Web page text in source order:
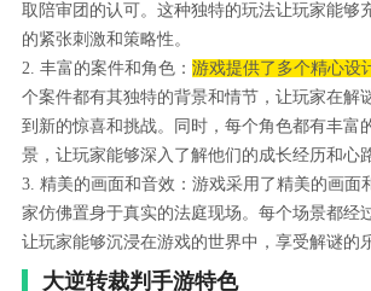
取陪审团的认可。这种独特的玩法让玩家能够
的紧张刺激和策略性。
2. 丰富的案件和角色： 游戏提供了多个精心设
个案件都有其独特的背景和情节，让玩家在解
到新的惊喜和挑战。同时，每个角色都有丰富
景，让玩家能够深入了解他们的成长经历和心
3. 精美的画面和音效：游戏采用了精美的画面
家仿佛置身于真实的法庭现场。每个场景都经
让玩家能够沉浸在游戏的世界中，享受解谜的
大逆转裁判手游特色